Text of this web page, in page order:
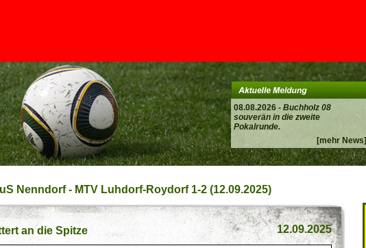
08.08.2026 - Buchholz 08
souverän in die zweite
Pokalrunde.
[mehr News]
Nenndorf - MTV Luhdorf-Roydorf 1-2 (12.09.2025)
an die Spitze 12.09.2025